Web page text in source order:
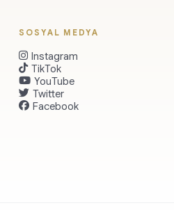
SOSYAL MEDYA
Instagram
TikTok
YouTube
Twitter
Facebook